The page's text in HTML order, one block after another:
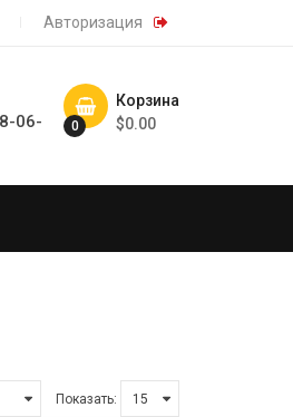
Авторизация
Корзина
0 $0.00
06-
Показать: